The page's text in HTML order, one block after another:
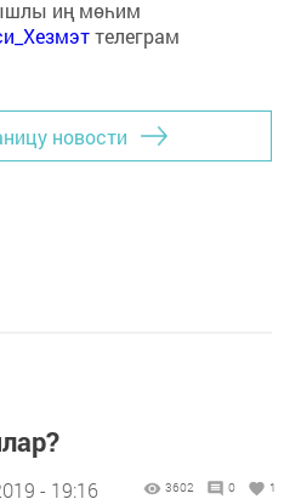
иң мөһим
телеграм
новости
- 19:16 3602 0 1